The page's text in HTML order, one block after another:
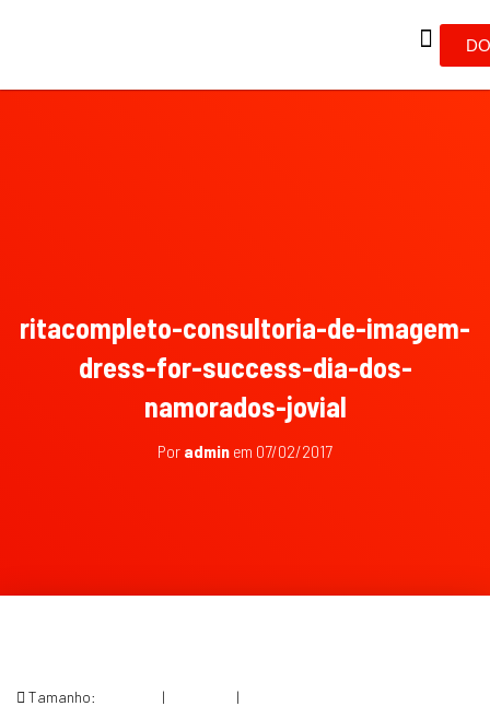
ritacompleto-consultoria-de-imagem-
dress-for-success-dia-dos-
namorados-jovial
Por admin em 07/02/2017
Tamanho: | |